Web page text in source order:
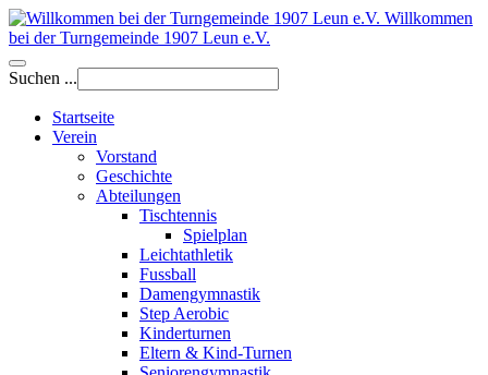
Willkommen
bei der Turngemeinde 1907 Leun e.V.
Suchen ...
Startseite
Verein
Vorstand
Geschichte
Abteilungen
Tischtennis
Spielplan
Leichtathletik
Fussball
Damengymnastik
Step Aerobic
Kinderturnen
Eltern & Kind-Turnen